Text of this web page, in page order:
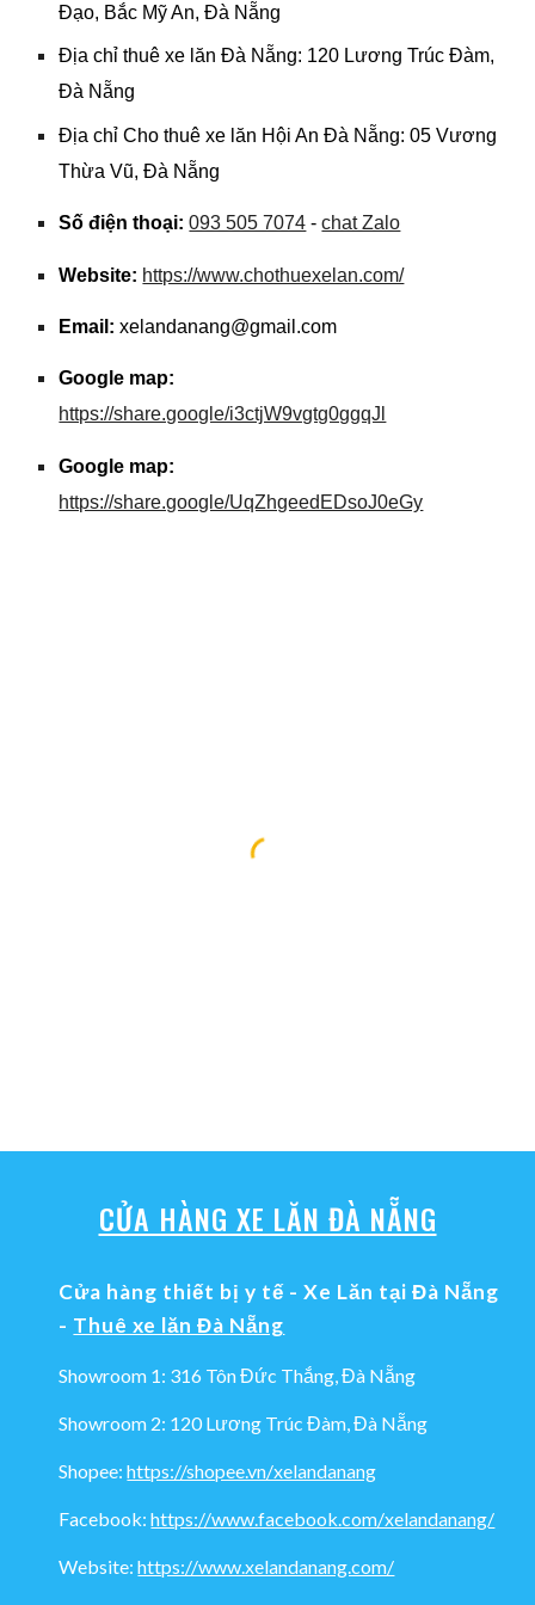
Đạo, Bắc Mỹ An, Đà Nẵng
Địa chỉ thuê xe lăn Đà Nẵng: 120 Lương Trúc Đàm,
Đà Nẵng
Địa chỉ Cho thuê xe lăn Hội An Đà Nẵng: 05 Vương
Thừa Vũ, Đà Nẵng
Số điện thoại: 093 505 7074 -chat Zalo
Website: https://www.chothuexelan.com/
Email: xelandanang@gmail.com
Google map:
https://share.google/i3ctjW9vgtg0ggqJl
Google map:
https://share.google/UqZhgeedEDsoJ0eGy
CỬA HÀNG XE LĂN ĐÀ NẴNG
Cửa hàng thiết bị y tế - Xe Lăn tại Đà Nẵng
- Thuê xe lăn Đà Nẵng
Showroom 1: 316 Tôn Đức Thắng, Đà Nẵng
Showroom 2: 120 Lương Trúc Đàm, Đà Nẵng
Shopee: https://shopee.vn/xelandanang
Facebook:https://www.facebook.com/xelandanang/
Website: https://www.xelandanang.com/